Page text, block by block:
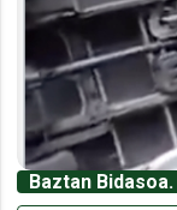
Baztan Bidasoa.